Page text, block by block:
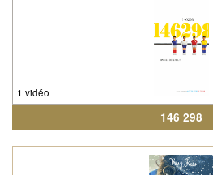
1 vidéo
146 298